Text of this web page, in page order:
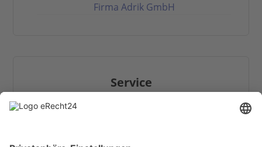
Firma Adrik GmbH
Service